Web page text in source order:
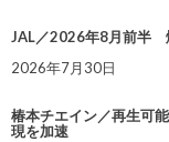
JAL／2026年8月前半
2026年7月30日
椿本チエイン／再生可
現を加速